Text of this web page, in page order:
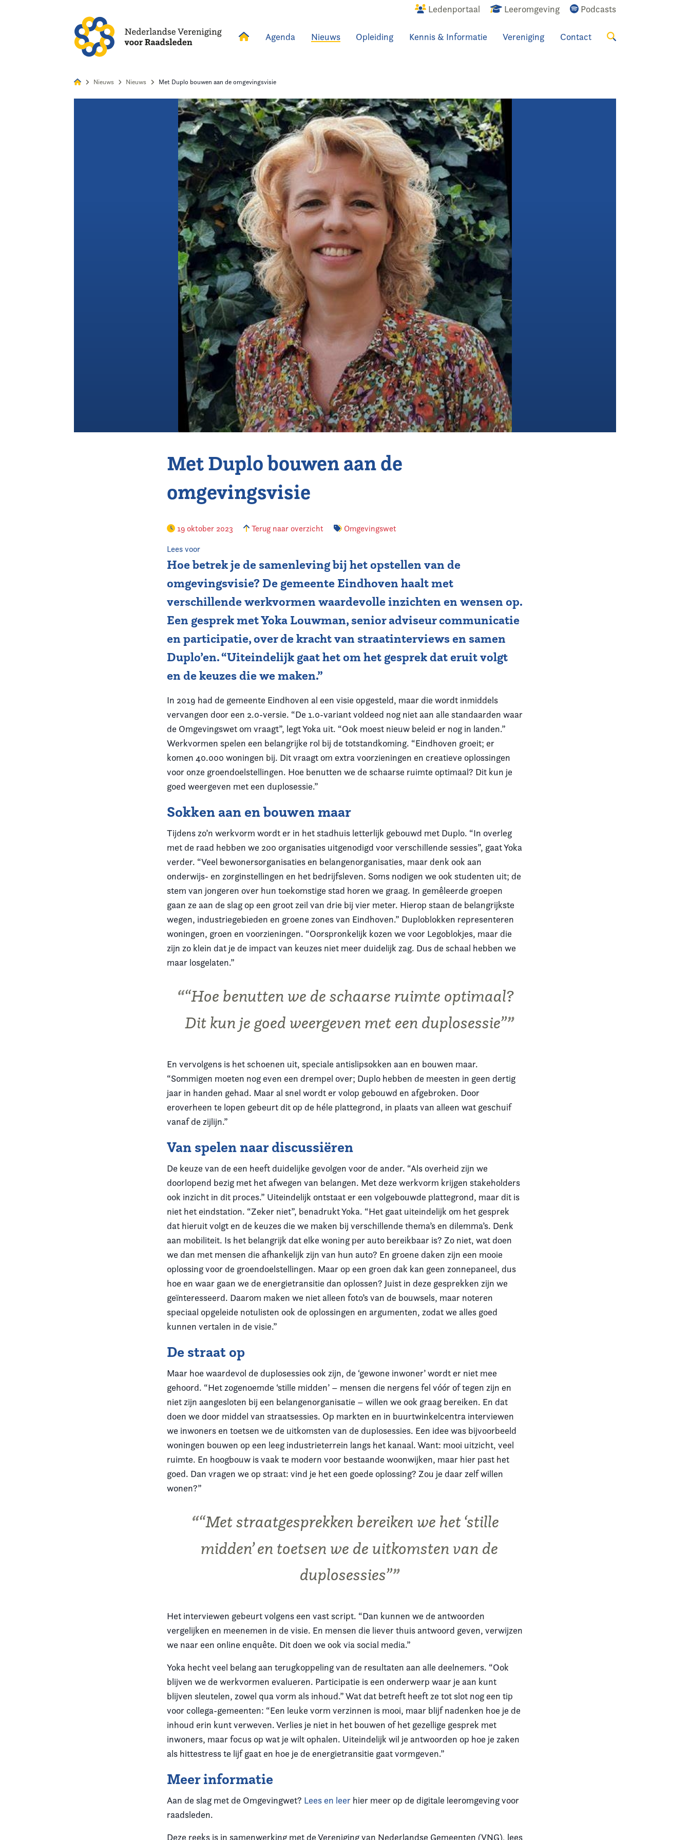
Ledenportaal Leeromgeving Podcasts
Agenda Nieuws Opleiding Kennis & Informatie Vereniging Contact
Nieuws Nieuws Met Duplo bouwen aan de omgevingsvisie
Met Duplo bouwen aan de
omgevingsvisie
19 oktober 2023 Terug naar overzicht Omgevingswet
Lees voor
Hoe betrek je de samenleving bij het opstellen van de
omgevingsvisie? De gemeente Eindhoven haalt met
verschillende werkvormen waardevolle inzichten en wensen op.
Een gesprek met Yoka Louwman, senior adviseur communicatie
en participatie, over de kracht van straatinterviews en samen
Duplo’en. “Uiteindelijk gaat het om het gesprek dat eruit volgt
en de keuzes die we maken.”
In 2019 had de gemeente Eindhoven al een visie opgesteld, maar die wordt inmiddels
vervangen door een 2.0-versie. “De 1.0-variant voldeed nog niet aan alle standaarden waar
de Omgevingswet om vraagt”, legt Yoka uit. “Ook moest nieuw beleid er nog in landen.”
Werkvormen spelen een belangrijke rol bij de totstandkoming. “Eindhoven groeit; er
komen 40.000 woningen bij. Dit vraagt om extra voorzieningen en creatieve oplossingen
voor onze groendoelstellingen. Hoe benutten we de schaarse ruimte optimaal? Dit kun je
goed weergeven met een duplosessie.”
Sokken aan en bouwen maar
Tijdens zo’n werkvorm wordt er in het stadhuis letterlijk gebouwd met Duplo. “In overleg
met de raad hebben we 200 organisaties uitgenodigd voor verschillende sessies”, gaat Yoka
verder. “Veel bewonersorganisaties en belangenorganisaties, maar denk ook aan
onderwijs- en zorginstellingen en het bedrijfsleven. Soms nodigen we ook studenten uit; de
stem van jongeren over hun toekomstige stad horen we graag. In gemêleerde groepen
gaan ze aan de slag op een groot zeil van drie bij vier meter. Hierop staan de belangrijkste
wegen, industriegebieden en groene zones van Eindhoven.” Duploblokken representeren
woningen, groen en voorzieningen. “Oorspronkelijk kozen we voor Legoblokjes, maar die
zijn zo klein dat je de impact van keuzes niet meer duidelijk zag. Dus de schaal hebben we
maar losgelaten.”
“Hoe benutten we de schaarse ruimte optimaal?
Dit kun je goed weergeven met een duplosessie”
En vervolgens is het schoenen uit, speciale antislipsokken aan en bouwen maar.
“Sommigen moeten nog even een drempel over; Duplo hebben de meesten in geen dertig
jaar in handen gehad. Maar al snel wordt er volop gebouwd en afgebroken. Door
eroverheen te lopen gebeurt dit op de héle plattegrond, in plaats van alleen wat geschuif
vanaf de zijlijn.”
Van spelen naar discussiëren
De keuze van de een heeft duidelijke gevolgen voor de ander. “Als overheid zijn we
doorlopend bezig met het afwegen van belangen. Met deze werkvorm krijgen stakeholders
ook inzicht in dit proces.” Uiteindelijk ontstaat er een volgebouwde plattegrond, maar dit is
niet het eindstation. “Zeker niet”, benadrukt Yoka. “Het gaat uiteindelijk om het gesprek
dat hieruit volgt en de keuzes die we maken bij verschillende thema’s en dilemma’s. Denk
aan mobiliteit. Is het belangrijk dat elke woning per auto bereikbaar is? Zo niet, wat doen
we dan met mensen die afhankelijk zijn van hun auto? En groene daken zijn een mooie
oplossing voor de groendoelstellingen. Maar op een groen dak kan geen zonnepaneel, dus
hoe en waar gaan we de energietransitie dan oplossen? Juist in deze gesprekken zijn we
geïnteresseerd. Daarom maken we niet alleen foto’s van de bouwsels, maar noteren
speciaal opgeleide notulisten ook de oplossingen en argumenten, zodat we alles goed
kunnen vertalen in de visie.”
De straat op
Maar hoe waardevol de duplosessies ook zijn, de ‘gewone inwoner’ wordt er niet mee
gehoord. “Het zogenoemde ‘stille midden’ – mensen die nergens fel vóór of tegen zijn en
niet zijn aangesloten bij een belangenorganisatie – willen we ook graag bereiken. En dat
doen we door middel van straatsessies. Op markten en in buurtwinkelcentra interviewen
we inwoners en toetsen we de uitkomsten van de duplosessies. Een idee was bijvoorbeeld
woningen bouwen op een leeg industrieterrein langs het kanaal. Want: mooi uitzicht, veel
ruimte. En hoogbouw is vaak te modern voor bestaande woonwijken, maar hier past het
goed. Dan vragen we op straat: vind je het een goede oplossing? Zou je daar zelf willen
wonen?”
“Met straatgesprekken bereiken we het ‘stille
midden’ en toetsen we de uitkomsten van de
duplosessies”
Het interviewen gebeurt volgens een vast script. “Dan kunnen we de antwoorden
vergelijken en meenemen in de visie. En mensen die liever thuis antwoord geven, verwijzen
we naar een online enquête. Dit doen we ook via social media.”
Yoka hecht veel belang aan terugkoppeling van de resultaten aan alle deelnemers. “Ook
blijven we de werkvormen evalueren. Participatie is een onderwerp waar je aan kunt
blijven sleutelen, zowel qua vorm als inhoud.” Wat dat betreft heeft ze tot slot nog een tip
voor collega-gemeenten: “Een leuke vorm verzinnen is mooi, maar blijf nadenken hoe je de
inhoud erin kunt verweven. Verlies je niet in het bouwen of het gezellige gesprek met
inwoners, maar focus op wat je wilt ophalen. Uiteindelijk wil je antwoorden op hoe je zaken
als hittestress te lijf gaat en hoe je de energietransitie gaat vormgeven.”
Meer informatie
Aan de slag met de Omgevingwet? Lees en leer hier meer op de digitale leeromgeving voor
raadsleden.
Deze reeks is in samenwerking met de Vereniging van Nederlandse Gemeenten (VNG), lees